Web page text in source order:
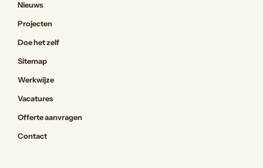
Nieuws
Projecten
Doe het zelf
Sitemap
Werkwijze
Vacatures
Offerte aanvragen
Contact